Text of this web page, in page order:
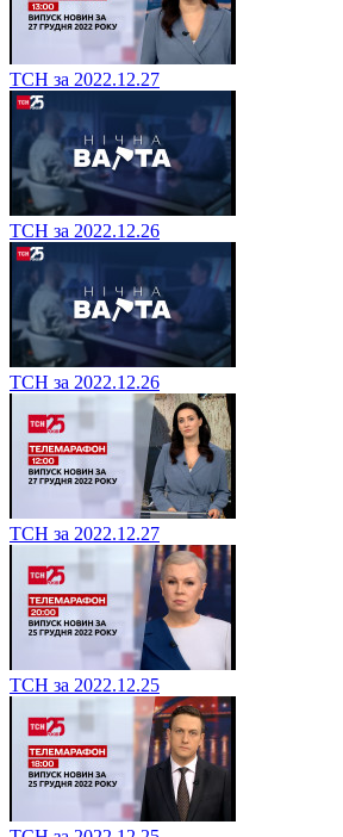
ТСН за 2022.12.27
ТСН за 2022.12.26
ТСН за 2022.12.26
ТСН за 2022.12.27
ТСН за 2022.12.25